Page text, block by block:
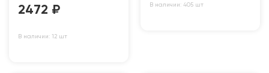
2472 ₽
В наличии: 12 шт
В наличии: 405 шт